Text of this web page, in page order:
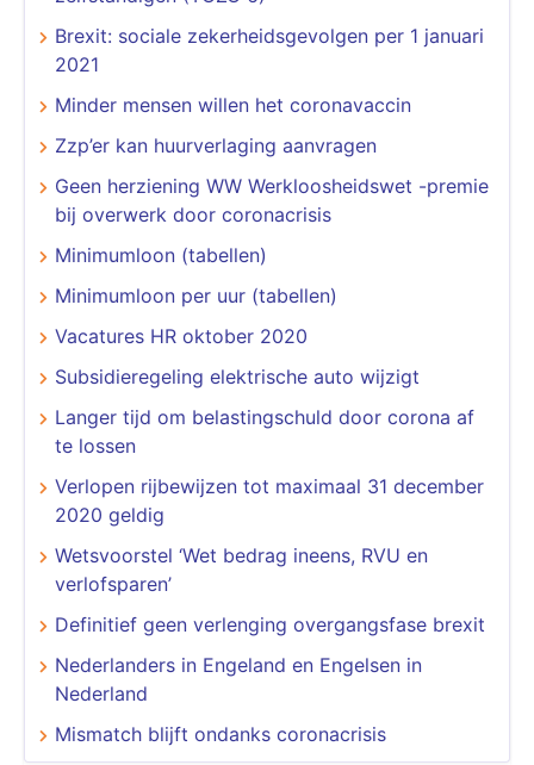
Brexit: sociale zekerheidsgevolgen per 1 januari
2021
Minder mensen willen het coronavaccin
Zzp’er kan huurverlaging aanvragen
Geen herziening WW Werkloosheidswet -premie
bij overwerk door coronacrisis
Minimumloon (tabellen)
Minimumloon per uur (tabellen)
Vacatures HR oktober 2020
Subsidieregeling elektrische auto wijzigt
Langer tijd om belastingschuld door corona af
te lossen
Verlopen rijbewijzen tot maximaal 31 december
2020 geldig
Wetsvoorstel ‘Wet bedrag ineens, RVU en
verlofsparen’
Definitief geen verlenging overgangsfase brexit
Nederlanders in Engeland en Engelsen in
Nederland
Mismatch blijft ondanks coronacrisis